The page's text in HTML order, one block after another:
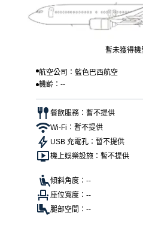
暫未獲得機
航空公司：藍色巴西航空
機齡：--
餐飲服務：暫不提供
Wi-Fi：暫不提供
USB 充電孔：暫不提供
機上娛樂設施：暫不提供
傾斜角度：--
座位寬度：--
腿部空間：--